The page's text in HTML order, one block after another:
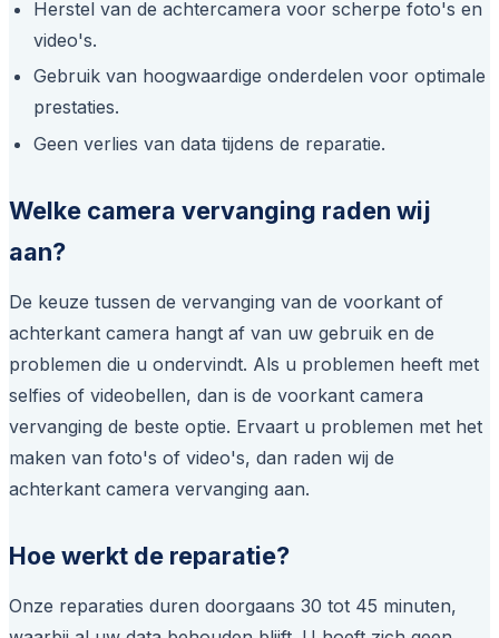
Herstel van de achtercamera voor scherpe foto's en
video's.
Gebruik van hoogwaardige onderdelen voor optimale
prestaties.
Geen verlies van data tijdens de reparatie.
Welke camera vervanging raden wij
aan?
De keuze tussen de vervanging van de voorkant of
achterkant camera hangt af van uw gebruik en de
problemen die u ondervindt. Als u problemen heeft met
selfies of videobellen, dan is de voorkant camera
vervanging de beste optie. Ervaart u problemen met het
maken van foto's of video's, dan raden wij de
achterkant camera vervanging aan.
Hoe werkt de reparatie?
Onze reparaties duren doorgaans 30 tot 45 minuten,